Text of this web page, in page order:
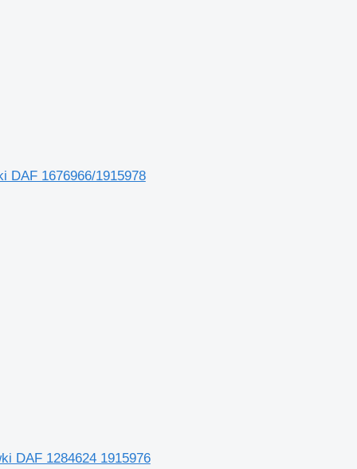
DAF 1676966/1915978
DAF 1284624 1915976